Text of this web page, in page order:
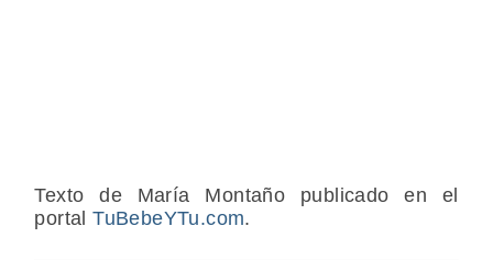
Texto de María Montaño publicado en el
portalTuBebeYTu.com.